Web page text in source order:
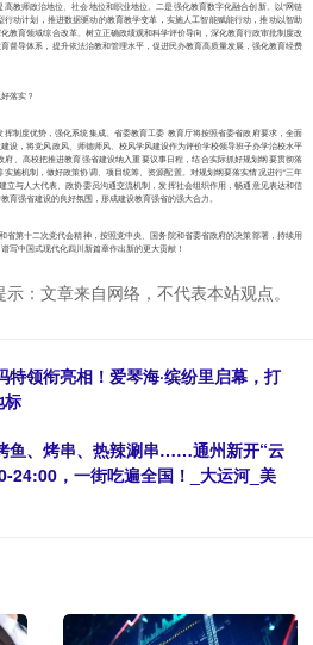
教师政治地位、社会地位和职业地位。二是强化教育数字化融合创新。以“网链
行动计划，推进数据驱动的教育教学变革，实施人工智能赋能行动，推动以智助
教育领域综合改革。树立正确政绩观和科学评价导向，深化教育行政审批制度改
督导体系，提升依法治教和管理水平，促进民办教育高质量发展，强化教育经费
落实？
制度优势，强化系统集成。省委教育工委 教育厅将按照省委省政府要求，全面
设，将党风政风、师德师风、校风学风建设作为评价学校领导班子办学治校水平
、高校把推进教育强省建设纳入重要议事日程，结合实际抓好规划纲要贯彻落
施机制，做好政策协调、项目统筹、资源配置。对规划纲要落实情况进行“三年
立与人大代表、政协委员沟通交流机制，发挥社会组织作用，畅通意见表达和信
育强省建设的良好氛围，形成建设教育强省的强大合力。
省第十二次党代会精神，按照党中央、国务院和省委省政府的决策部署，持续用
写中国式现代化四川新篇章作出新的更大贡献！
示：文章来自网络，不代表本站观点。
特领衔亮相！爱琴海·缤纷里启幕，打
标
鱼、烤串、热辣涮串……通州新开“云
24:00，一街吃遍全国！_大运河_美